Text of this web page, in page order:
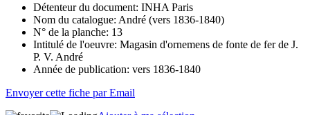
Détenteur du document: INHA Paris
Nom du catalogue: André (vers 1836-1840)
N° de la planche: 13
Intitulé de l'oeuvre: Magasin d'ornemens de fonte de fer de J.
P. V. André
Année de publication: vers 1836-1840
Envoyer cette fiche par Email